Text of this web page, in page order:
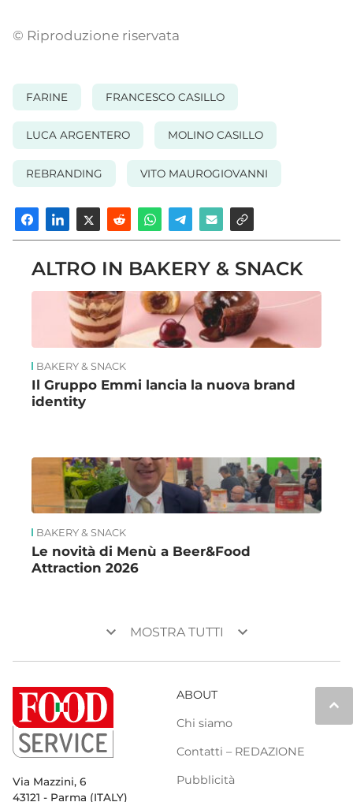
© Riproduzione riservata
FARINE FRANCESCO CASILLO
LUCA ARGENTERO MOLINO CASILLO
REBRANDING VITO MAUROGIOVANNI
ALTRO IN BAKERY & SNACK
BAKERY & SNACK
Il Gruppo Emmi lancia la nuova brand
identity
BAKERY & SNACK
Le novità di Menù a Beer&Food
Attraction 2026
keyboard_arrow_down MOSTRA TUTTI keyboard_arrow_down
keyboard_arrow_up
Via Mazzini, 6
43121 - Parma (ITALY)
ABOUT
Chi siamo
Contatti – REDAZIONE
Pubblicità